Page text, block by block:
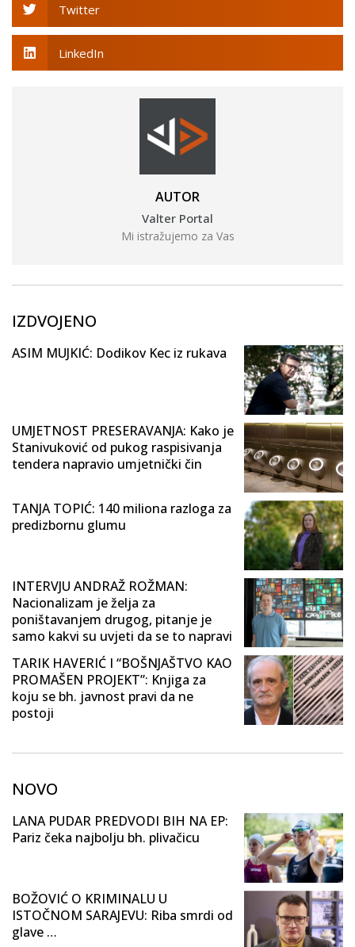
Twitter
LinkedIn
AUTOR
Valter Portal
Mi istražujemo za Vas
IZDVOJENO
ASIM MUJKIĆ: Dodikov Kec iz rukava
UMJETNOST PRESERAVANJA: Kako je
Stanivuković od pukog raspisivanja
tendera napravio umjetnički čin
TANJA TOPIĆ: 140 miliona razloga za
predizbornu glumu
INTERVJU ANDRAŽ ROŽMAN:
Nacionalizam je želja za
poništavanjem drugog, pitanje je
samo kakvi su uvjeti da se to napravi
TARIK HAVERIĆ I “BOŠNJAŠTVO KAO
PROMAŠEN PROJEKT”: Knjiga za
koju se bh. javnost pravi da ne
postoji
NOVO
LANA PUDAR PREDVODI BIH NA EP:
Pariz čeka najbolju bh. plivačicu
BOŽOVIĆ O KRIMINALU U
ISTOČNOM SARAJEVU: Riba smrdi od
glave …